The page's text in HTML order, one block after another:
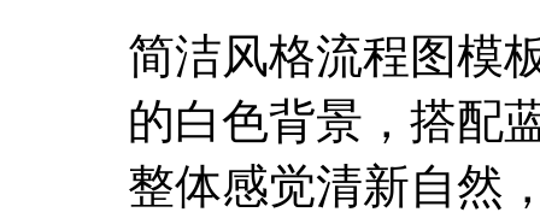
简洁风格流程图模
的白色背景，搭配
整体感觉清新自然